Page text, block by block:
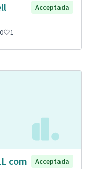
Acceptada
0 1
com
Acceptada